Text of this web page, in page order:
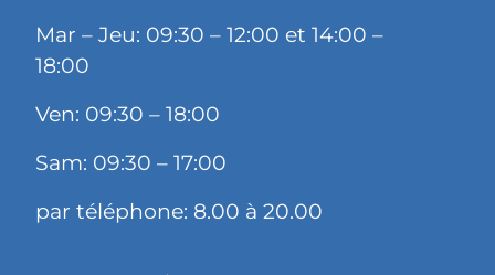
Mar – Jeu: 09:30 – 12:00 et 14:00 –
18:00
Ven: 09:30 – 18:00
Sam: 09:30 – 17:00
par téléphone: 8.00 à 20.00